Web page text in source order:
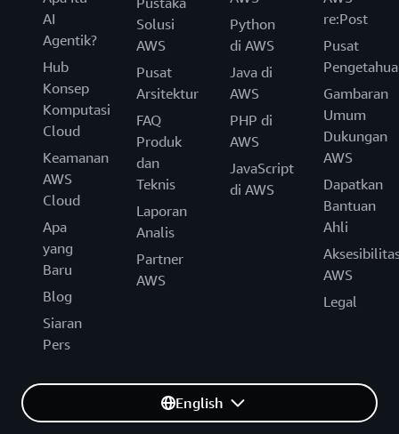
AI
Agentik?
Hub
Konsep
Komputasi
Cloud
Keamanan
AWS
Cloud
Apa
yang
Baru
Blog
Siaran
Pers
Solusi
AWS
Pusat
Arsitektur
FAQ
Produk
dan
Teknis
Laporan
Analis
Partner
AWS
Python
di AWS
Java di
AWS
PHP di
AWS
JavaScript
di AWS
re:Post
Pusat
Gambaran
Umum
Dukungan
AWS
Dapatkan
Bantuan
Ahli
AWS
Legal
English